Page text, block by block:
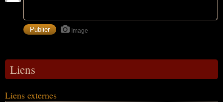
Image
Liens
Liens externes